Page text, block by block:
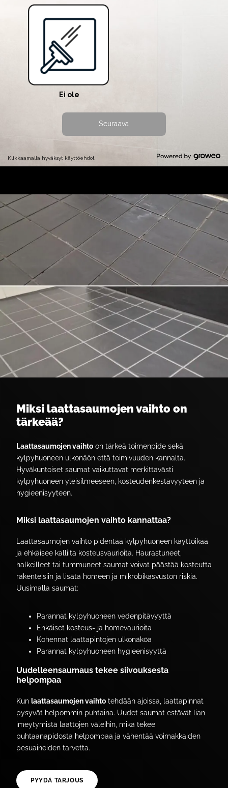
Miksi laattasaumojen vaihto on
tärkeää?
Laattasaumojen vaihto on tärkeä toimenpide sekä
kylpyhuoneen ulkonäön että toimivuuden kannalta.
Hyväkuntoiset saumat vaikuttavat merkittävästi
kylpyhuoneen yleisilmeeseen, kosteudenkestävyyteen ja
hygieenisyyteen.
Miksi laattasaumojen vaihto kannattaa?
Laattasaumojen vaihto pidentää kylpyhuoneen käyttöikää
ja ehkäisee kalliita kosteusvaurioita. Haurastuneet,
halkeilleet tai tummuneet saumat voivat päästää kosteutta
rakenteisiin ja lisätä homeen ja mikrobikasvuston riskiä.
Uusimalla saumat:
Parannat kylpyhuoneen vedenpitävyyttä
Ehkäiset kosteus- ja homevaurioita
Kohennat laattapintojen ulkonäköä
Parannat kylpyhuoneen hygieenisyyttä
Uudelleensaumaus tekee siivouksesta
helpompaa
Kun laattasaumojen vaihto tehdään ajoissa, laattapinnat
pysyvät helpommin puhtaina. Uudet saumat estävät lian
imeytymistä laattojen väleihin, mikä tekee
puhtaanapidosta helpompaa ja vähentää voimakkaiden
pesuaineiden tarvetta.
PYYDÄ TARJOUS